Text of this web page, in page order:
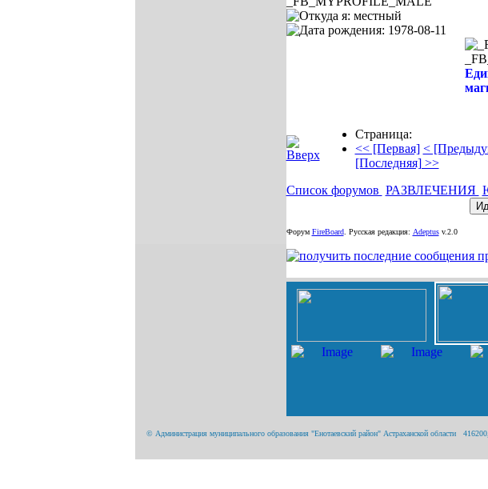
Страница:
<< [Первая] <
[Последняя] >>
Список форумов РАЗВЛЕЧЕНИЯ
Форум FireBoard. Русская редакция: Adeptusv.2.0
© Администрация муниципального образования "Енотаевский район" Астраханской области